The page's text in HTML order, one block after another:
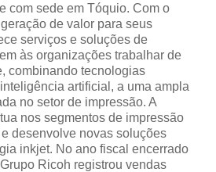
com sede em Tóquio. Com o
de valor para seus
serviços e soluções de
às organizações trabalhar de
combinando tecnologias
artificial, a uma ampla
no setor de impressão. A
nos segmentos de impressão
desenvolve novas soluções
inkjet. No ano fiscal encerrado
Ricoh registrou vendas